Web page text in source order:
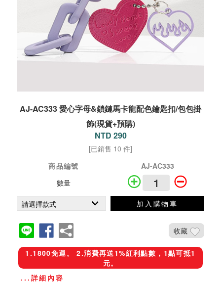
AJ-AC333 愛心字母&鎖鏈馬卡龍配色鑰匙扣/包包掛
飾(現貨+預購)
NTD 290
[已銷售 10 件]
商品編號
AJ-AC333
數量
加入購物車
收藏
1.1800免運。 2.消費再送1%紅利點數，1點可抵1
元。
...詳細內容